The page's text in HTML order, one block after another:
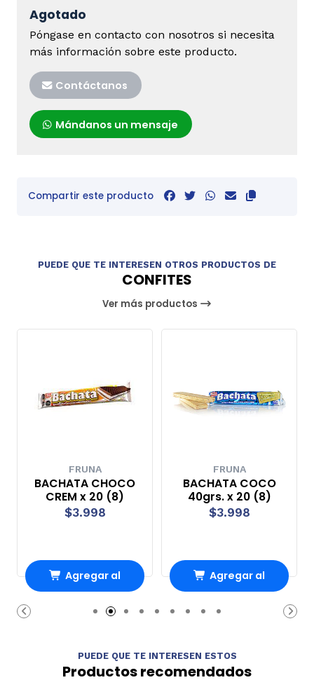
Agotado
Póngase en contacto con nosotros si necesita
más información sobre este producto.
Contáctanos
Mándanos un mensaje
Compartir este producto
PUEDE QUE TE INTERESEN OTROS PRODUCTOS DE
CONFITES
Ver más productos
FRUNA
BACHATA CHOCO
CREM x 20 (8)
$3.998
Agregar al
Carro
FRUNA
BACHATA COCO
40grs. x 20 (8)
$3.998
Agregar al
Carro
PUEDE QUE TE INTERESEN ESTOS
Productos recomendados